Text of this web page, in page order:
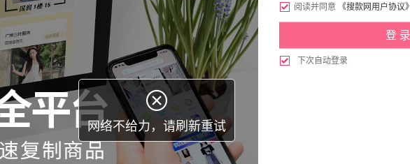
 阅读并同意 《搜款网用户协议》
 下次自动登录

网络不给力，请刷新重试